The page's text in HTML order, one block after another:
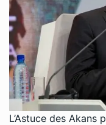
L’Astuce des Akans